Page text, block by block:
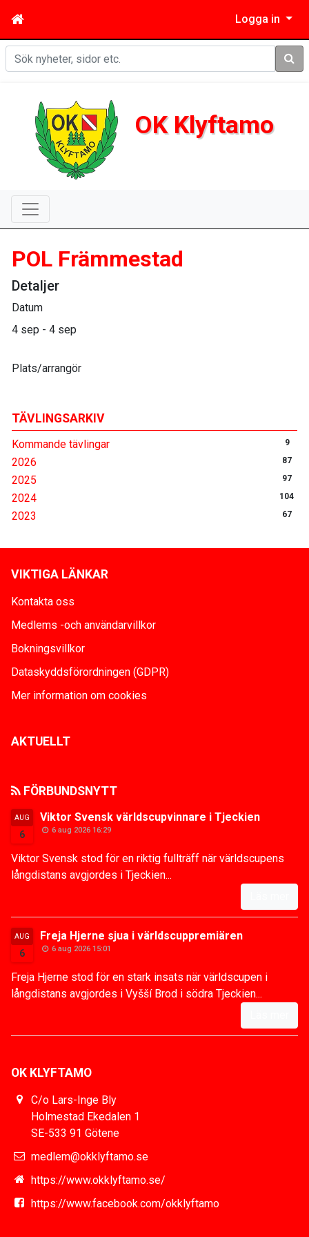
Logga in
Sök
OK Klyftamo
TÄVLINGSARKIV
Kommande tävlingar 9
2026 87
2025 97
2024 104
2023 67
POL Främmestad
Detaljer
Datum
4 sep - 4 sep
Plats/arrangör
VIKTIGA LÄNKAR
Kontakta oss
Medlems -och användarvillkor
Bokningsvillkor
Dataskyddsförordningen (GDPR)
Mer information om cookies
AKTUELLT
FÖRBUNDSNYTT
AUG
6
Viktor Svensk världscupvinnare i Tjeckien
6 aug 2026 16:29
Viktor Svensk stod för en riktig fullträff när världscupens
långdistans avgjordes i Tjeckien...
AUG
6
Freja Hjerne sjua i världscuppremiären
6 aug 2026 15:01
Freja Hjerne stod för en stark insats när världscupen i
långdistans avgjordes i Vyšší Brod i södra Tjeckien...
OK KLYFTAMO
C/o Lars-Inge Bly
Holmestad Ekedalen 1
SE-533 91 Götene
medlem@okklyftamo.se
https://www.okklyftamo.se/
https://www.facebook.com/okklyftamo